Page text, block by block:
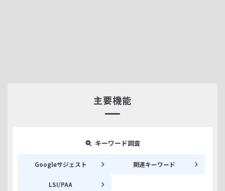
主要機能
キーワード調査
Googleサジェスト 関連キーワード
LSI/PAA